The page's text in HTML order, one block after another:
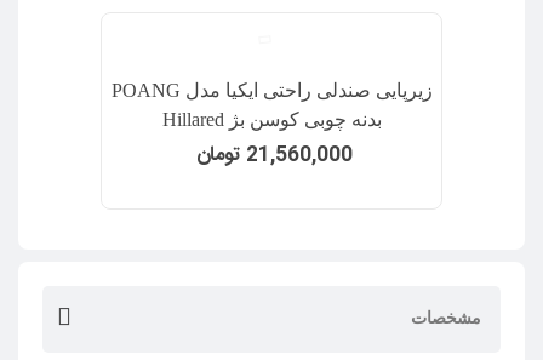
زیرپایی صندلی راحتی ایکیا مدل POANG
بدنه چوبی کوسن بژ Hillared
21,560,000 تومان
مشخصات